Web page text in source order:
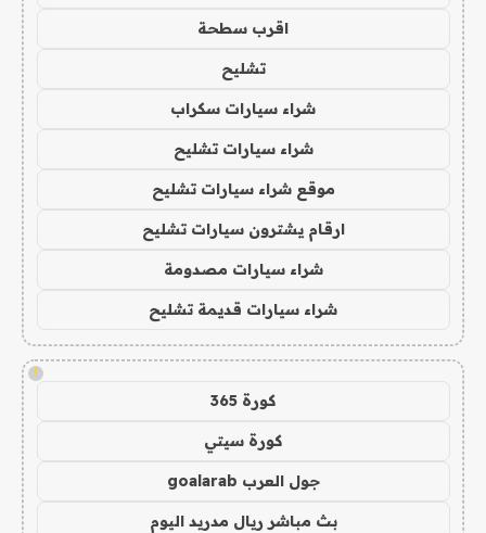
اقرب سطحة
تشليح
شراء سيارات سكراب
شراء سيارات تشليح
موقع شراء سيارات تشليح
ارقام يشترون سيارات تشليح
شراء سيارات مصدومة
شراء سيارات قديمة تشليح
!
كورة 365
كورة سيتي
جول العرب goalarab
بث مباشر ريال مدريد اليوم